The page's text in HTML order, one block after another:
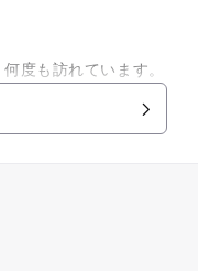
度も訪れています。
にいきました😈